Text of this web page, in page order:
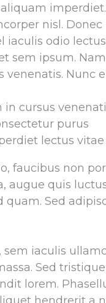
nisl.
iaculis odio
sem ipsum.
venenatis. Nunc
in cursus
purus
lectus vitae
faucibus non
augue quis
quam. Sed
iaculis
Sed
lorem.